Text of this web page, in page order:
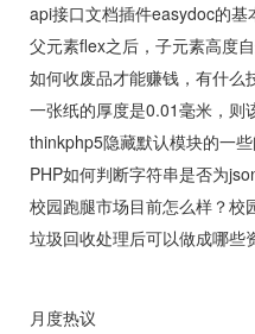
父元素flex之后，子元素高度
thinkphp5隐藏默认模块的一
PHP如何判断字符串是否为
垃圾回收处理后可以做成哪些
月度热议